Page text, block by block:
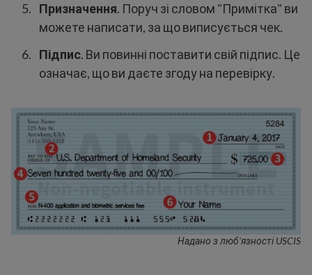
Призначення. Поруч зі словом "Примітка" ви
можете написати, за що виписується чек.
Підпис. Ви повинні поставити свій підпис. Це
означає, що ви даєте згоду на перевірку.
Надано з люб'язності USCIS